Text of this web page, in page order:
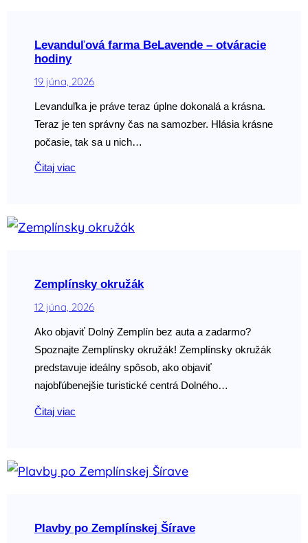
Levanduľová farma BeLavende – otváracie
hodiny
19 júna, 2026
Levanduľka je práve teraz úplne dokonalá a krásna.
Teraz je ten správny čas na samozber. Hlásia krásne
počasie, tak sa u nich…
Čitaj viac
Zemplínsky okružák
12 júna, 2026
Ako objaviť Dolný Zemplín bez auta a zadarmo?
Spoznajte Zemplínsky okružák! Zemplínsky okružák
predstavuje ideálny spôsob, ako objaviť
najobľúbenejšie turistické centrá Dolného…
Čitaj viac
Plavby po Zemplínskej Šírave